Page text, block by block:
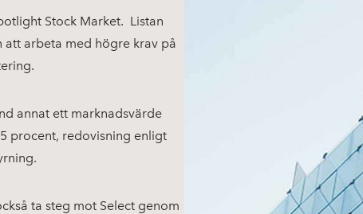
Stock Market. Listan
arbeta med högre krav på
annat ett marknadsvärde
procent, redovisning enligt
ta steg mot Select genom